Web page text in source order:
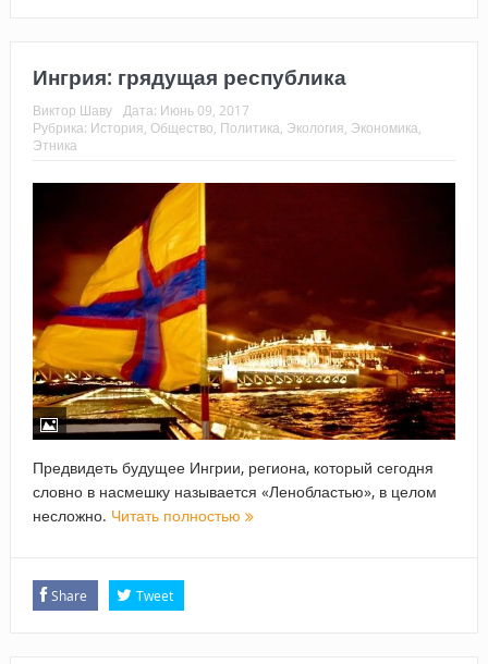
Ингрия: грядущая республика
Виктор Шаву Дата: Июнь 09, 2017
Рубрика: История, Общество, Политика, Экология, Экономика,
Этника
Предвидеть будущее Ингрии, региона, который сегодня
словно в насмешку называется «Ленобластью», в целом
несложно. Читать полностью
Share Tweet